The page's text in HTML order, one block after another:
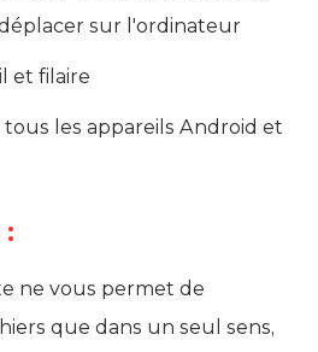
sur l'ordinateur
et filaire
les appareils Android et
ne vous permet de
que dans un seul sens,